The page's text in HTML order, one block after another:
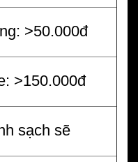
>50.000đ
>150.000đ
sạch sẽ